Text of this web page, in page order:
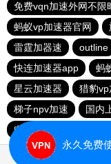
免费vqn加速外网不限
蚂蚁vp加速器官网
雷霆加器速
outline
快连加速器app
蚂
星云加速器
猎豹vp
梯子npv加速
国内
电报telegeram加速器
永久免费